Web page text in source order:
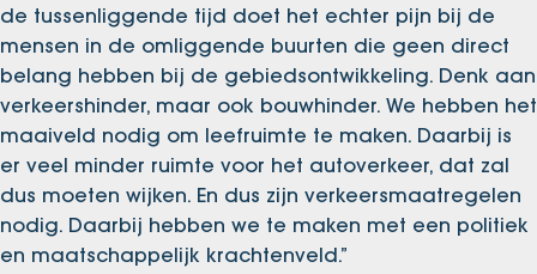
de tussenliggende tijd doet het echter pijn bij de
mensen in de omliggende buurten die geen direct
belang hebben bij de gebiedsontwikkeling. Denk aan
verkeershinder, maar ook bouwhinder. We hebben het
maaiveld nodig om leefruimte te maken. Daarbij is
er veel minder ruimte voor het autoverkeer, dat zal
dus moeten wijken. En dus zijn verkeersmaatregelen
nodig. Daarbij hebben we te maken met een politiek
en maatschappelijk krachtenveld.”